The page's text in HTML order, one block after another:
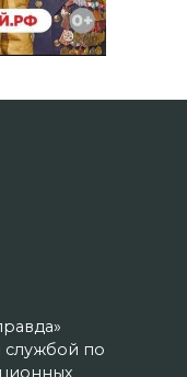
службой по